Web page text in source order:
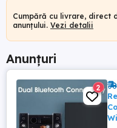
Cumpără cu livrare, direct
anunțului. Vezi detalii
Anunțuri
2